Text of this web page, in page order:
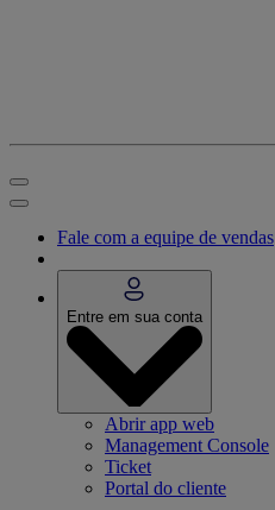
Fale com a equipe de vendas
Entre em sua conta
Abrir app web
Management Console
Ticket
Portal do cliente